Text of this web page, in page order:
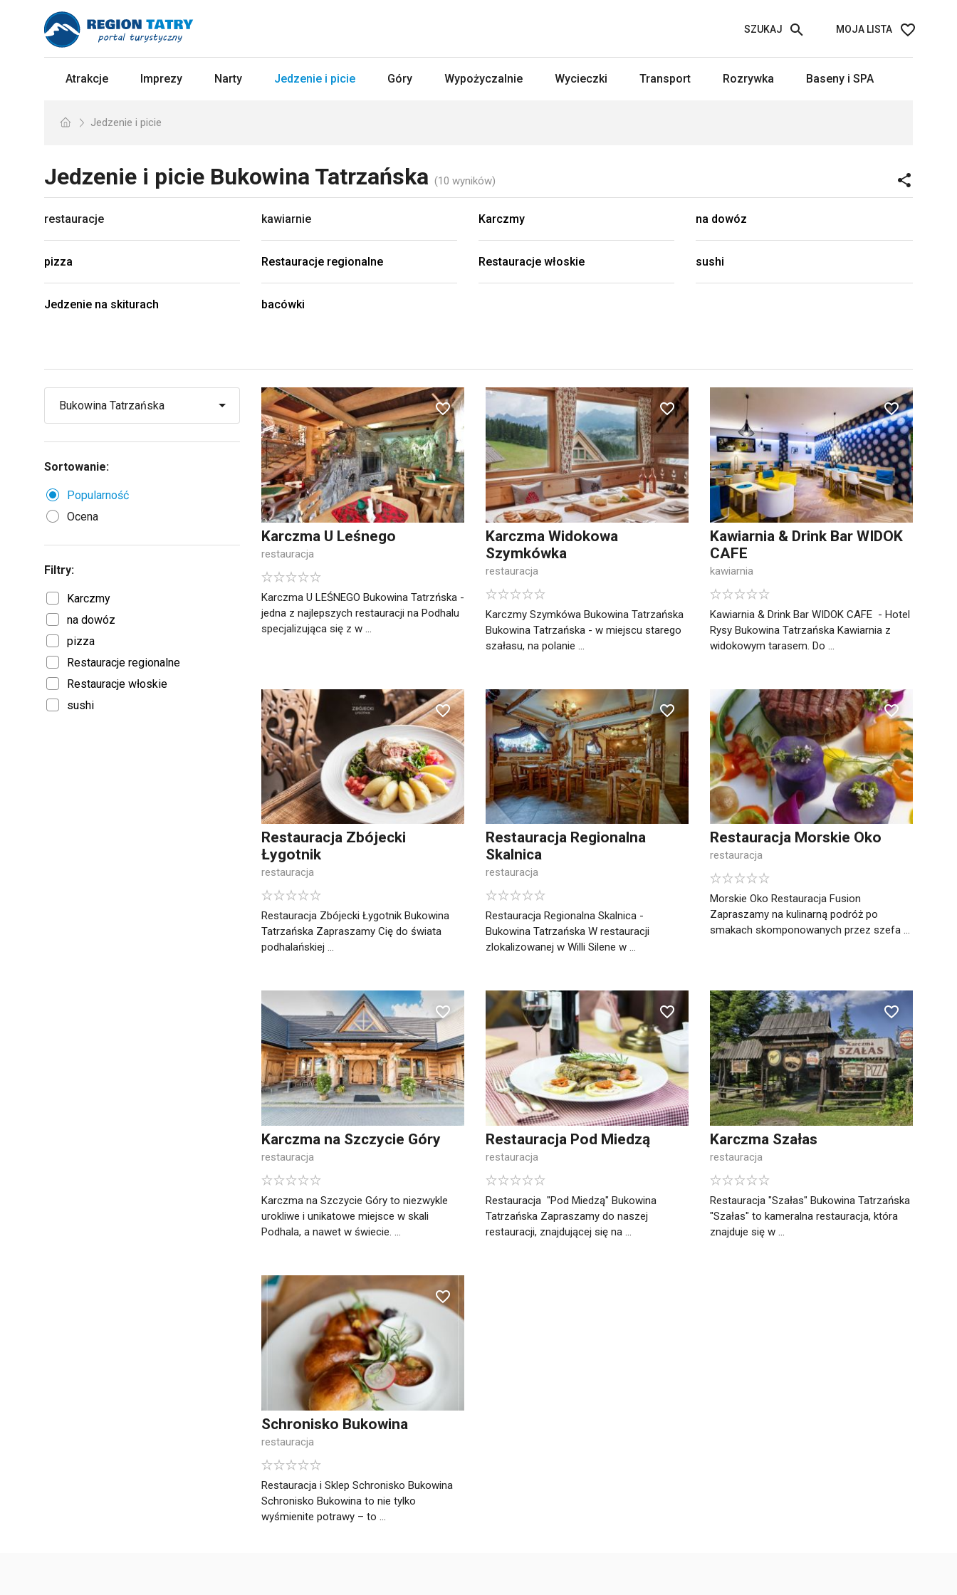
MOJA LISTA
SZUKAJ
Atrakcje Imprezy Narty Jedzenie i picie Góry Wypożyczalnie Wycieczki Transport Rozrywka Baseny i SPA
Jedzenie i picie
Jedzenie i picie Bukowina Tatrzańska (10 wyników)
restauracje kawiarnie Karczmy na dowóz
pizza Restauracje regionalne Restauracje włoskie sushi
Jedzenie na skiturach bacówki
Karczma U Leśnego
restauracja
Karczma U LEŚNEGO Bukowina Tatrzńska -
jedna z najlepszych restauracji na Podhalu
specjalizująca się z w ...
Karczma Widokowa
Szymkówka
restauracja
Karczmy Szymkówa Bukowina Tatrzańska
Bukowina Tatrzańska - w miejscu starego
szałasu, na polanie ...
Kawiarnia & Drink Bar WIDOK
CAFE
kawiarnia
Kawiarnia & Drink Bar WIDOK CAFE - Hotel
Rysy Bukowina Tatrzańska Kawiarnia z
widokowym tarasem. Do ...
Restauracja Zbójecki
Łygotnik
restauracja
Restauracja Zbójecki Łygotnik Bukowina
Tatrzańska Zapraszamy Cię do świata
podhalańskiej ...
Restauracja Regionalna
Skalnica
restauracja
Restauracja Regionalna Skalnica -
Bukowina Tatrzańska W restauracji
zlokalizowanej w Willi Silene w ...
Restauracja Morskie Oko
restauracja
Morskie Oko Restauracja Fusion
Zapraszamy na kulinarną podróż po
smakach skomponowanych przez szefa ...
Karczma na Szczycie Góry
restauracja
Karczma na Szczycie Góry to niezwykle
urokliwe i unikatowe miejsce w skali
Podhala, a nawet w świecie. ...
Restauracja Pod Miedzą
restauracja
Restauracja "Pod Miedzą" Bukowina
Tatrzańska Zapraszamy do naszej
restauracji, znajdującej się na ...
Karczma Szałas
restauracja
Restauracja "Szałas" Bukowina Tatrzańska
"Szałas" to kameralna restauracja, która
znajduje się w ...
Schronisko Bukowina
restauracja
Restauracja i Sklep Schronisko Bukowina
Schronisko Bukowina to nie tylko
wyśmienite potrawy – to ...
Sortowanie:
Popularność
Ocena
Filtry:
Karczmy
na dowóz
pizza
Restauracje regionalne
Restauracje włoskie
sushi